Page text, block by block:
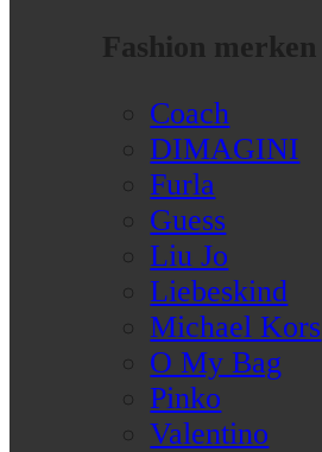
Fashion merken
Coach
DIMAGINI
Furla
Guess
Liu Jo
Liebeskind
Michael Kors
O My Bag
Pinko
Valentino